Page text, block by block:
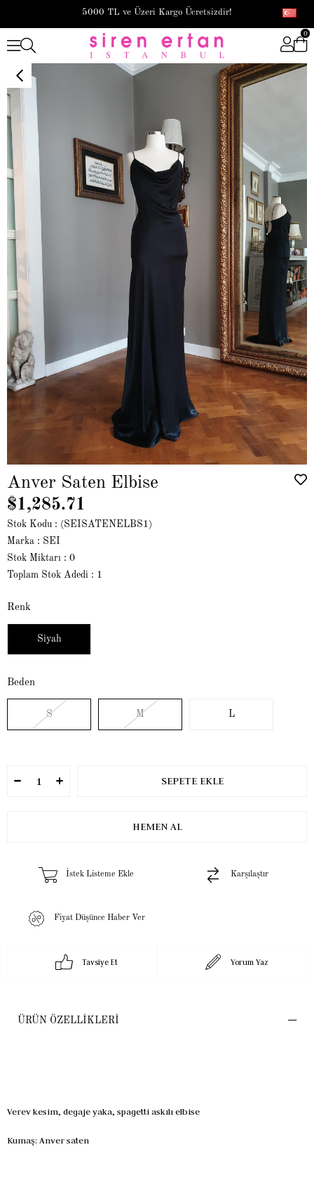
5000 TL ve Üzeri Kargo Ücretsizdir!
0
Anver Saten Elbise
$1,285.71
Stok Kodu
(SEISATENELBS1)
Marka : SEI
Stok Miktarı : 0
Toplam Stok Adedi : 1
Renk
Siyah
Beden
S M L
İstek Listeme Ekle Karşılaştır
Fiyat Düşünce Haber Ver
Tavsiye Et Yorum Yaz
ÜRÜN ÖZELLIKLERI
Verev kesim, degaje yaka, spagetti askılı elbise
Kumaş: Anver saten